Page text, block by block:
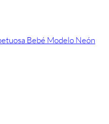
Bebé Modelo Neón